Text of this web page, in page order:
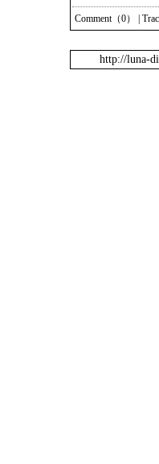
Comment（0）
http://luna-